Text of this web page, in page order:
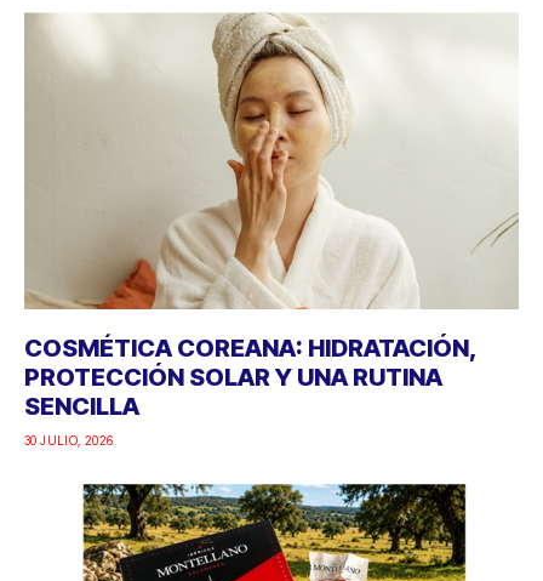
COSMÉTICA COREANA: HIDRATACIÓN,
PROTECCIÓN SOLAR Y UNA RUTINA
SENCILLA
30 JULIO, 2026